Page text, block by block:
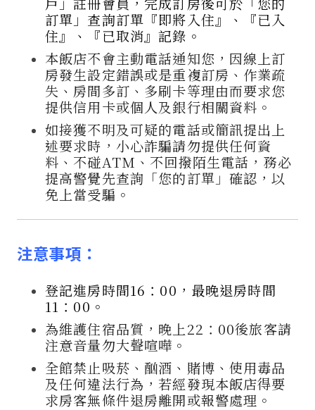
訂單」查詢訂單『即將入住』、『已入
住』、『已取消』記錄。
本飯店不會主動電話通知您，因線上訂
房發生設定錯誤或是重複訂房、作業疏
失、房間多訂、多刷卡等理由而要求您
提供信用卡或個人及銀行相關資料。
如接獲不明及可疑的電話或簡訊提出上
述要求時，小心詐騙請勿提供任何資
料、不碰ATM、不回撥陌生電話，務必
提高警覺先查詢「您的訂單」確認，以
免上當受騙。
注意事項：
登記進房時間16：00，最晚退房時間
11：00。
為維護住宿品質，晚上22：00後旅客請
注意音量勿大聲喧嘩。
全館禁止吸菸、酗酒、賭博、使用毒品
及任何違法行為，若經發現本飯店得要
求房客無條件退房離開或報警處理。